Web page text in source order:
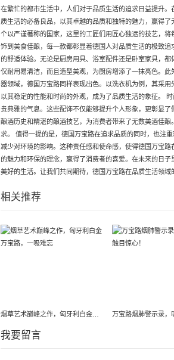
在繁忙的都市生活中，人们对于品质生活的追求日益提升
质生活的必备良品，以其卓越的品质和独特的魅力，赢得
个以严谨著称的国家，这里的工匠们用匠心独运的技艺，
饰到美食佳酿，每一款都彰显着德国人对品质生活的极致
的舒适体验。无论是厨房用具、浴室配件还是卧室家具，
仅耐用易清洁，而且造型美观，为厨房增添了一抹亮色。
器领域，德国万宝路同样表现出色。以洗衣机为例，其采
以其稳定的性能和时尚的外观，成为了品质生活的象征。
贵典雅的气息。这些配饰不仅能够提升个人形象，更彰显
酿酒历史和精湛的酿酒技艺，为消费者带来了无数美酒佳
求。 值得一提的是，德国万宝路在追求品质的同时，也注
减少对环境的影响。这种责任感和使命感，使得德国万宝
的魅力和环保的理念，赢得了消费者的喜爱。在未来的日
美好的生活。让我们共同期待，德国万宝路在品质生活领域
相关推荐
烟草艺术巅峰之作，匈牙利白金万宝路，一吸难忘
我要留言